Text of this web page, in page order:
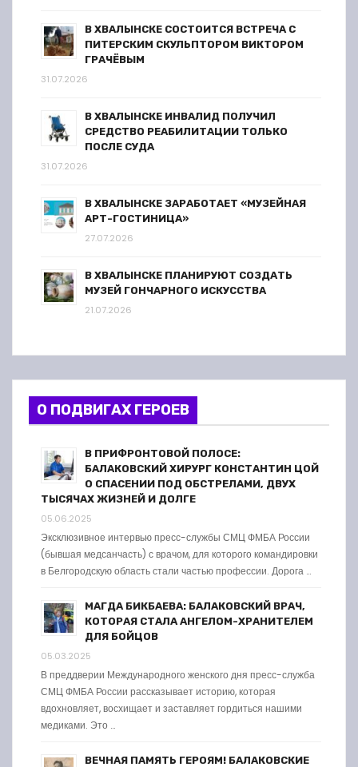
В ХВАЛЫНСКЕ СОСТОИТСЯ ВСТРЕЧА С
ПИТЕРСКИМ СКУЛЬПТОРОМ ВИКТОРОМ
ГРАЧЁВЫМ
31.07.2026
В ХВАЛЫНСКЕ ИНВАЛИД ПОЛУЧИЛ
СРЕДСТВО РЕАБИЛИТАЦИИ ТОЛЬКО
ПОСЛЕ СУДА
31.07.2026
В ХВАЛЫНСКЕ ЗАРАБОТАЕТ «МУЗЕЙНАЯ
АРТ-ГОСТИНИЦА»
27.07.2026
В ХВАЛЫНСКЕ ПЛАНИРУЮТ СОЗДАТЬ
МУЗЕЙ ГОНЧАРНОГО ИСКУССТВА
21.07.2026
О ПОДВИГАХ ГЕРОЕВ
В ПРИФРОНТОВОЙ ПОЛОСЕ:
БАЛАКОВСКИЙ ХИРУРГ КОНСТАНТИН ЦОЙ
О СПАСЕНИИ ПОД ОБСТРЕЛАМИ, ДВУХ
ТЫСЯЧАХ ЖИЗНЕЙ И ДОЛГЕ
05.06.2025
Эксклюзивное интервью пресс-службы СМЦ ФМБА России
(бывшая медсанчасть) с врачом, для которого командировки
в Белгородскую область стали частью профессии. Дорога …
МАГДА БИКБАЕВА: БАЛАКОВСКИЙ ВРАЧ,
КОТОРАЯ СТАЛА АНГЕЛОМ-ХРАНИТЕЛЕМ
ДЛЯ БОЙЦОВ
05.03.2025
В преддверии Международного женского дня пресс-служба
СМЦ ФМБА России рассказывает историю, которая
вдохновляет, восхищает и заставляет гордиться нашими
медиками. Это …
ВЕЧНАЯ ПАМЯТЬ ГЕРОЯМ! БАЛАКОВСКИЕ